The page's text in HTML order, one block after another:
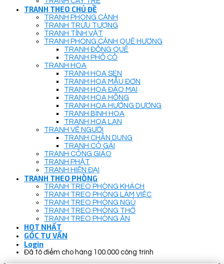
TRANH THEO CHỦ ĐỀ
TRANH PHONG CẢNH
TRANH TRỪU TƯỢNG
TRANH TĨNH VẬT
TRANH PHONG CẢNH QUÊ HƯƠNG
TRANH ĐỒNG QUÊ
TRANH PHỐ CỔ
TRANH HOA
TRANH HOA SEN
TRANH HOA MẪU ĐƠN
TRANH HOA ĐÀO MAI
TRANH HOA HỒNG
TRANH HOA HƯỚNG DƯƠNG
TRANH BÌNH HOA
TRANH HOA LAN
TRANH VẼ NGƯỜI
TRANH CHÂN DUNG
TRANH CÔ GÁI
TRANH CÔNG GIÁO
TRANH PHẬT
TRANH HIỆN ĐẠI
TRANH THEO PHÒNG
TRANH TREO PHÒNG KHÁCH
TRANH TREO PHÒNG LÀM VIỆC
TRANH TREO PHÒNG NGỦ
TRANH TREO PHÒNG THỜ
TRANH TREO PHÒNG ĂN
HOT NHẤT
GÓC TƯ VẤN
Login
Đã tô điểm cho hàng 100.000 công trình